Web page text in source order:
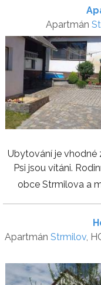
Apartmán
Ubytování je vhodné
Psi jsou vítáni.
obce Strmilova a
Apartmán Strmilov,